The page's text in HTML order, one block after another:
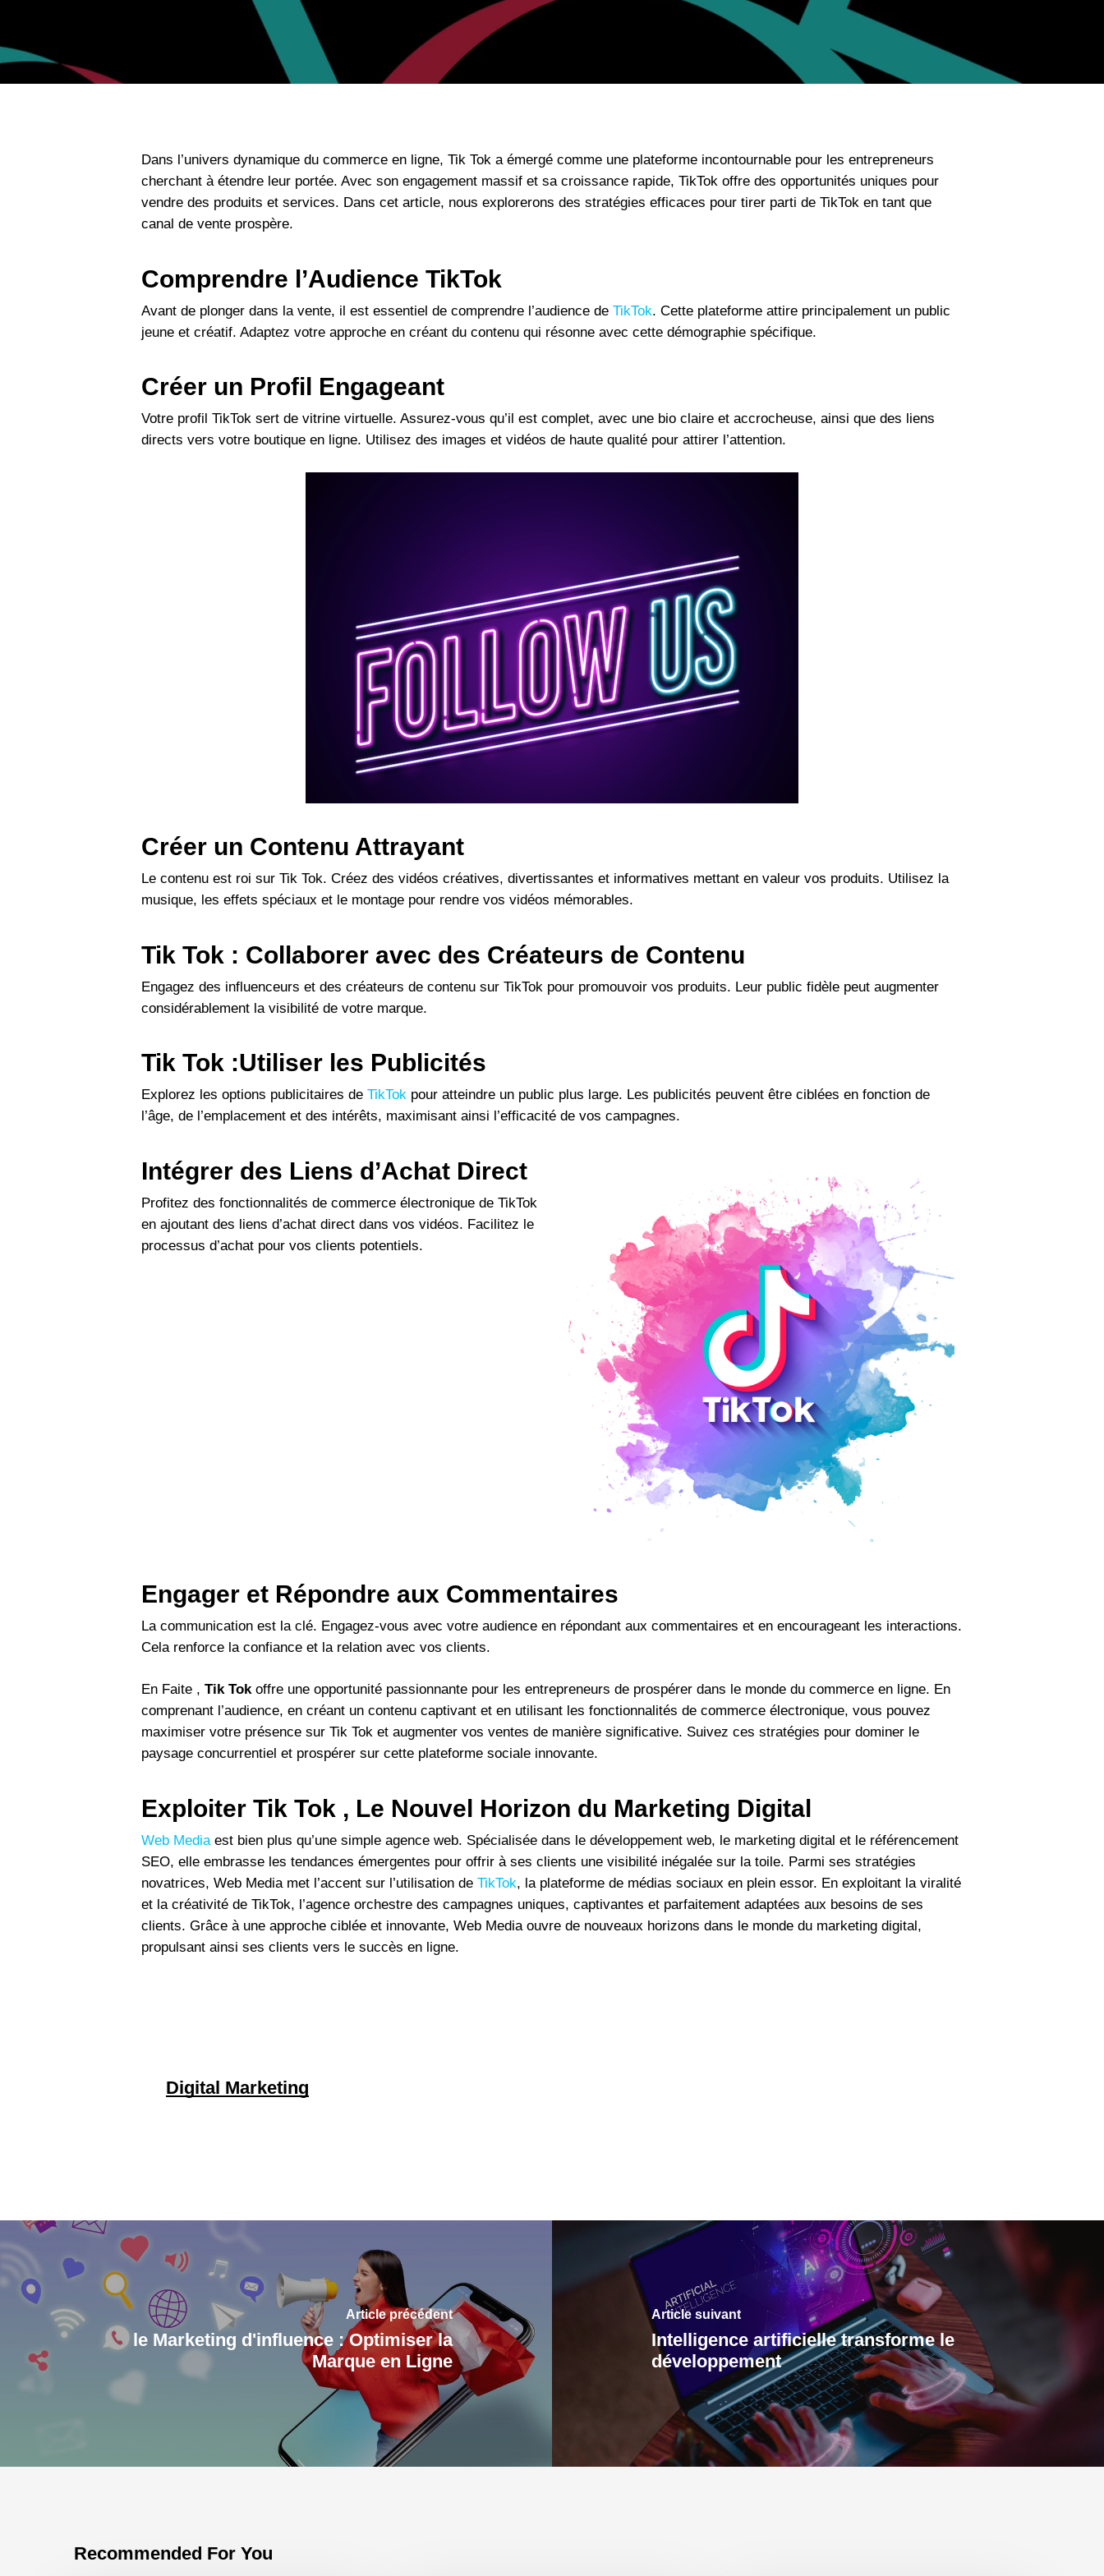
Dans l’univers dynamique du commerce en ligne, Tik Tok a émergé comme une plateforme incontournable pour les entrepreneurs
cherchant à étendre leur portée. Avec son engagement massif et sa croissance rapide, TikTok offre des opportunités uniques pour
vendre des produits et services. Dans cet article, nous explorerons des stratégies efficaces pour tirer parti de TikTok en tant que
canal de vente prospère.
Comprendre l’Audience TikTok
Avant de plonger dans la vente, il est essentiel de comprendre l’audience deTikTok. Cette plateforme attire principalement un public
jeune et créatif. Adaptez votre approche en créant du contenu qui résonne avec cette démographie spécifique.
Créer un Profil Engageant
Votre profil TikTok sert de vitrine virtuelle. Assurez-vous qu’il est complet, avec une bio claire et accrocheuse, ainsi que des liens
directs vers votre boutique en ligne. Utilisez des images et vidéos de haute qualité pour attirer l’attention.
Créer un Contenu Attrayant
Le contenu est roi sur Tik Tok. Créez des vidéos créatives, divertissantes et informatives mettant en valeur vos produits. Utilisez la
musique, les effets spéciaux et le montage pour rendre vos vidéos mémorables.
Tik Tok : Collaborer avec des Créateurs de Contenu
Engagez des influenceurs et des créateurs de contenu sur TikTok pour promouvoir vos produits. Leur public fidèle peut augmenter
considérablement la visibilité de votre marque.
Tik Tok :Utiliser les Publicités
Explorez les options publicitaires deTikTok pour atteindre un public plus large. Les publicités peuvent être ciblées en fonction de
l’âge, de l’emplacement et des intérêts, maximisant ainsi l’efficacité de vos campagnes.
Intégrer des Liens d’Achat Direct
Profitez des fonctionnalités de commerce électronique de TikTok
en ajoutant des liens d’achat direct dans vos vidéos. Facilitez le
processus d’achat pour vos clients potentiels.
Engager et Répondre aux Commentaires
La communication est la clé. Engagez-vous avec votre audience en répondant aux commentaires et en encourageant les interactions.
Cela renforce la confiance et la relation avec vos clients.
En Faite ,Tik Tokoffre une opportunité passionnante pour les entrepreneurs de prospérer dans le monde du commerce en ligne. En
comprenant l’audience, en créant un contenu captivant et en utilisant les fonctionnalités de commerce électronique, vous pouvez
maximiser votre présence sur Tik Tok et augmenter vos ventes de manière significative. Suivez ces stratégies pour dominer le
paysage concurrentiel et prospérer sur cette plateforme sociale innovante.
Exploiter Tik Tok , Le Nouvel Horizon du Marketing Digital
Web Media est bien plus qu’une simple agence web. Spécialisée dans le développement web, le marketing digital et le référencement
SEO, elle embrasse les tendances émergentes pour offrir à ses clients une visibilité inégalée sur la toile. Parmi ses stratégies
novatrices, Web Media met l’accent sur l’utilisation deTikTok, la plateforme de médias sociaux en plein essor. En exploitant la viralité
et la créativité de TikTok, l’agence orchestre des campagnes uniques, captivantes et parfaitement adaptées aux besoins de ses
clients. Grâce à une approche ciblée et innovante, Web Media ouvre de nouveaux horizons dans le monde du marketing digital,
propulsant ainsi ses clients vers le succès en ligne.
Digital Marketing
Article précédent
le Marketing d'influence : Optimiser la
Marque en Ligne
Article suivant
Intelligence artificielle transforme le
développement
Recommended For You